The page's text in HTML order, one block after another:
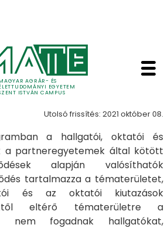
AGRÁR- ÉS
EGYETEM
ISTVÁN CAMPUS
-
Utolsó frissítés: 2021 október 08.
a hallgatói, oktatói és
a partneregyetemek által kötött
alapján valósíthatók
tartalmazza a tématerületet,
és az oktatói kiutazások
eltérő tématerületre a
nem fogadnak hallgatókat,